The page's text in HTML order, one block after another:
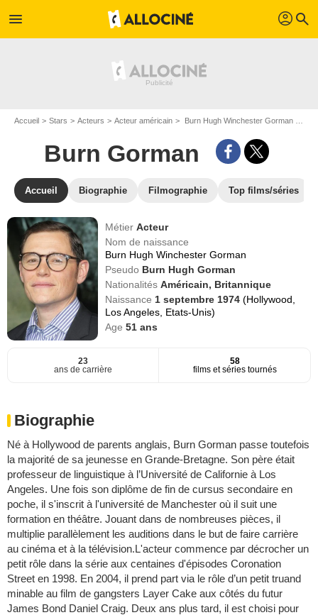
menu profil search
Accueil Stars Acteurs Acteur américain Burn Hugh Winchester Gorman dit Burn Gorman
Burn Gorman
Accueil Biographie Filmographie Top films/séries
MétierActeur
Nom de naissance
Burn Hugh Winchester Gorman
Pseudo Burn Hugh Gorman
NationalitésAméricain, Britannique
Naissance 1 septembre 1974(Hollywood,
Los Angeles, Etats-Unis)
Age51 ans
23
ans de carrière
58
films et séries tournés
Biographie
Né à Hollywood de parents anglais, Burn Gorman passe toutefois
la majorité de sa jeunesse en Grande-Bretagne. Son père était
professeur de linguistique à l’Université de Californie à Los
Angeles. Une fois son diplôme de fin de cursus secondaire en
poche, il s'inscrit à l'université de Manchester où il suit une
formation en théâtre. Jouant dans de nombreuses pièces, il
multiplie parallèlement les auditions dans le but de faire carrière
au cinéma et à la télévision.L'acteur commence par décrocher un
petit rôle dans la série aux centaines d'épisodes Coronation
Street en 1998. En 2004, il prend part via le rôle d’un petit truand
minable au film de gangsters Layer Cake aux côtés du futur
James Bond Daniel Craig. Deux ans plus tard, il est choisi pour